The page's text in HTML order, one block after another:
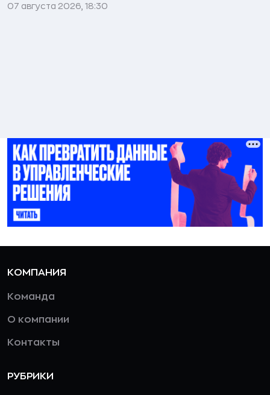
07 августа 2026, 18:30
КОМПАНИЯ
Команда
О компании
Контакты
РУБРИКИ